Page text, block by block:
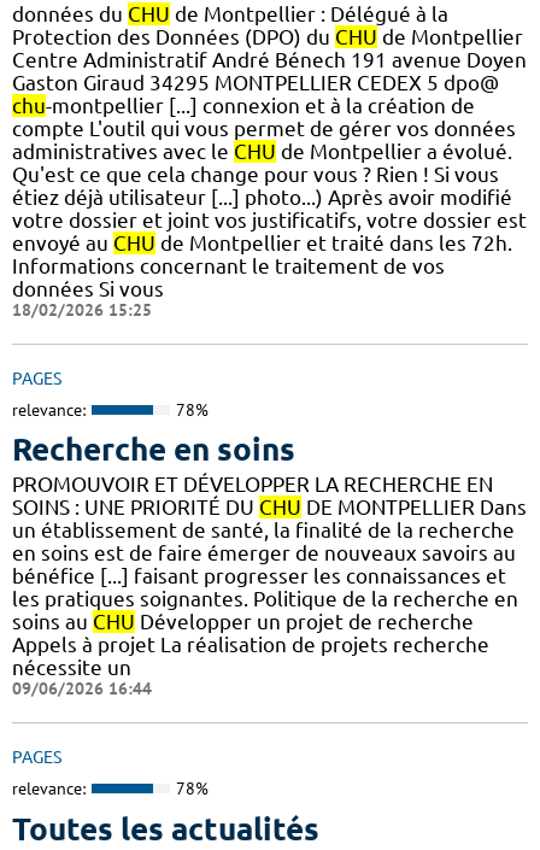
données du CHU de Montpellier : Délégué à la
Protection des Données (DPO) du CHU de Montpellier
Centre Administratif André Bénech 191 avenue Doyen
Gaston Giraud 34295 MONTPELLIER CEDEX 5 dpo@
chu-montpellier [...] connexion et à la création de
compte L'outil qui vous permet de gérer vos données
administratives avec le CHU de Montpellier a évolué.
Qu'est ce que cela change pour vous ? Rien ! Si vous
étiez déjà utilisateur [...] photo...) Après avoir modifié
votre dossier et joint vos justificatifs, votre dossier est
envoyé au CHU de Montpellier et traité dans les 72h.
Informations concernant le traitement de vos
données Si vous
18/02/2026 15:25
PAGES
relevance: 78%
Recherche en soins
PROMOUVOIR ET DÉVELOPPER LA RECHERCHE EN
SOINS : UNE PRIORITÉ DU CHU DE MONTPELLIER Dans
un établissement de santé, la finalité de la recherche
en soins est de faire émerger de nouveaux savoirs au
bénéfice [...] faisant progresser les connaissances et
les pratiques soignantes. Politique de la recherche en
soins au CHU Développer un projet de recherche
Appels à projet La réalisation de projets recherche
nécessite un
09/06/2026 16:44
PAGES
relevance: 78%
Toutes les actualités